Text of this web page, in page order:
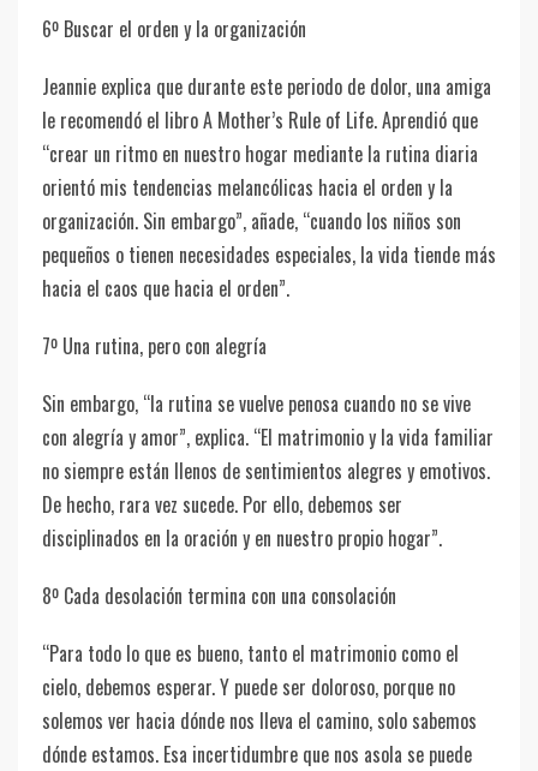
6º Buscar el orden y la organización
Jeannie explica que durante este periodo de dolor, una amiga
le recomendó el libro A Mother’s Rule of Life. Aprendió que
“crear un ritmo en nuestro hogar mediante la rutina diaria
orientó mis tendencias melancólicas hacia el orden y la
organización. Sin embargo”, añade, “cuando los niños son
pequeños o tienen necesidades especiales, la vida tiende más
hacia el caos que hacia el orden”.
7º Una rutina, pero con alegría
Sin embargo, “la rutina se vuelve penosa cuando no se vive
con alegría y amor”, explica. “El matrimonio y la vida familiar
no siempre están llenos de sentimientos alegres y emotivos.
De hecho, rara vez sucede. Por ello, debemos ser
disciplinados en la oración y en nuestro propio hogar”.
8º Cada desolación termina con una consolación
“Para todo lo que es bueno, tanto el matrimonio como el
cielo, debemos esperar. Y puede ser doloroso, porque no
solemos ver hacia dónde nos lleva el camino, solo sabemos
dónde estamos. Esa incertidumbre que nos asola se puede